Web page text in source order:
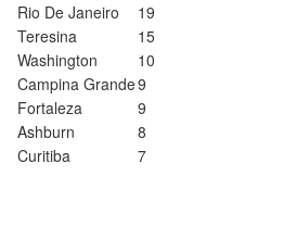
Rio De Janeiro
19
Teresina
15
Washington
10
Campina Grande9
Fortaleza
9
Ashburn
8
Curitiba
7